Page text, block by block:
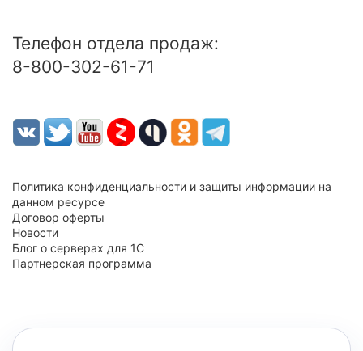
Телефон отдела продаж:
8-800-302-61-71
Политика конфиденциальности и защиты информации на
данном ресурсе
Договор оферты
Новости
Блог о серверах для 1С
Партнерская программа